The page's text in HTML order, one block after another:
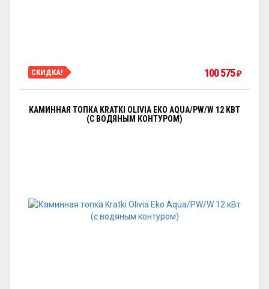
СКИДКА! 100 575 ₽
КАМИННАЯ ТОПКА KRATKI OLIVIA EKO AQUA/PW/W 12 КВТ
(С ВОДЯНЫМ КОНТУРОМ)